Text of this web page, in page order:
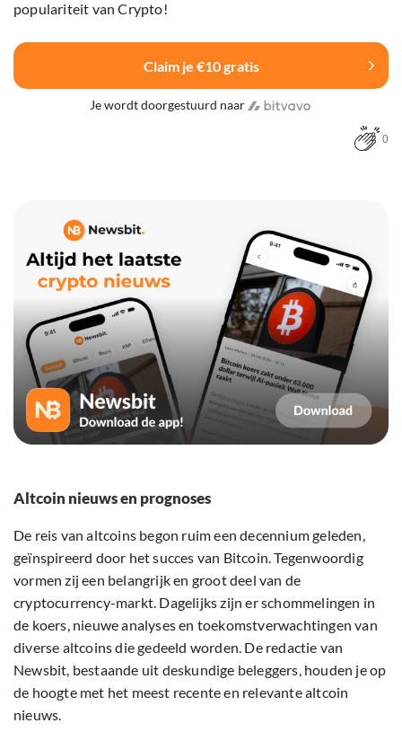
populariteit van Crypto!
Claim je €10 gratis
Je wordt doorgestuurd naar
0
Altcoin nieuws en prognoses
De reis van altcoins begon ruim een decennium geleden,
geïnspireerd door het succes van Bitcoin. Tegenwoordig
vormen zij een belangrijk en groot deel van de
cryptocurrency-markt. Dagelijks zijn er schommelingen in
de koers, nieuwe analyses en toekomstverwachtingen van
diverse altcoins die gedeeld worden. De redactie van
Newsbit, bestaande uit deskundige beleggers, houden je op
de hoogte met het meest recente en relevante altcoin
nieuws.